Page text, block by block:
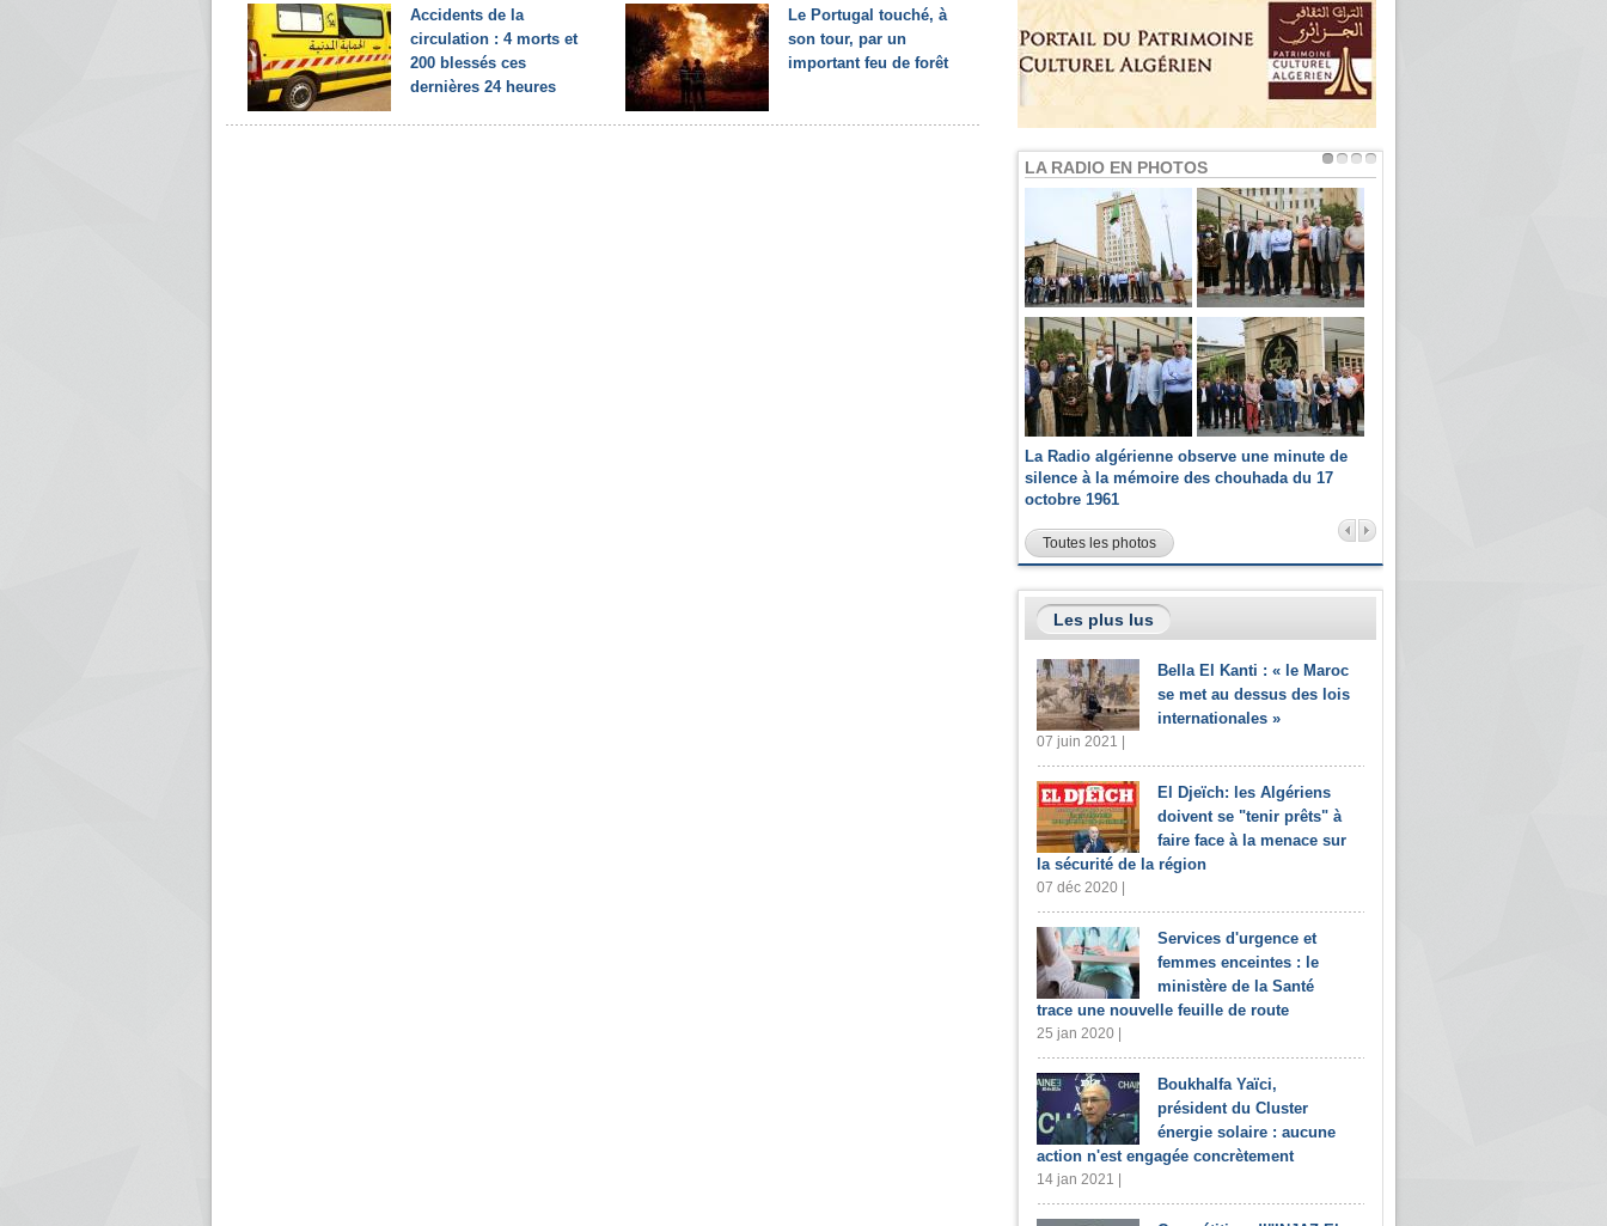
Accidents de la
circulation : 4 morts et
200 blessés ces
dernières 24 heures
Le Portugal touché, à
son tour, par un
important feu de forêt
LA RADIO EN PHOTOS
La Radio algérienne observe une minute de
silence à la mémoire des chouhada du 17
octobre 1961
Toutes les photos
Les plus lus
Bella El Kanti : « le Maroc
se met au dessus des lois
internationales »
07 juin 2021 |
El Djeïch: les Algériens
doivent se "tenir prêts" à
faire face à la menace sur
la sécurité de la région
07 déc 2020 |
Services d'urgence et
femmes enceintes : le
ministère de la Santé
trace une nouvelle feuille de route
25 jan 2020 |
Boukhalfa Yaïci,
président du Cluster
énergie solaire : aucune
action n'est engagée concrètement
14 jan 2021 |